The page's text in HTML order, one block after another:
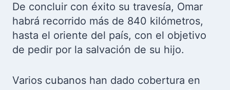
De concluir con éxito su travesía, Omar
habrá recorrido más de 840 kilómetros,
hasta el oriente del país, con el objetivo
de pedir por la salvación de su hijo.
Varios cubanos han dado cobertura en